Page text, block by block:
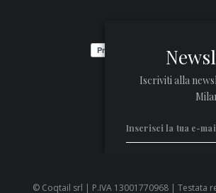
Iscriviti alla
© Coqtail srl | P.IVA 13001770968 | Testata